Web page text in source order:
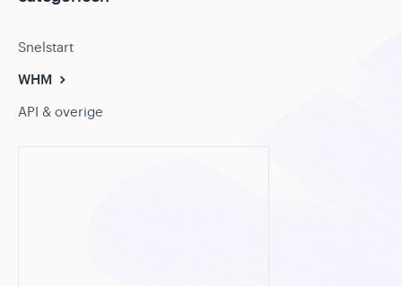
Snelstart
WHM
API & overige